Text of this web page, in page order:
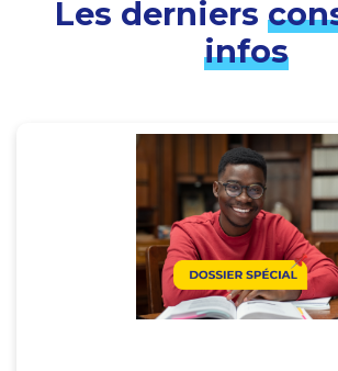
Les derniers
infos